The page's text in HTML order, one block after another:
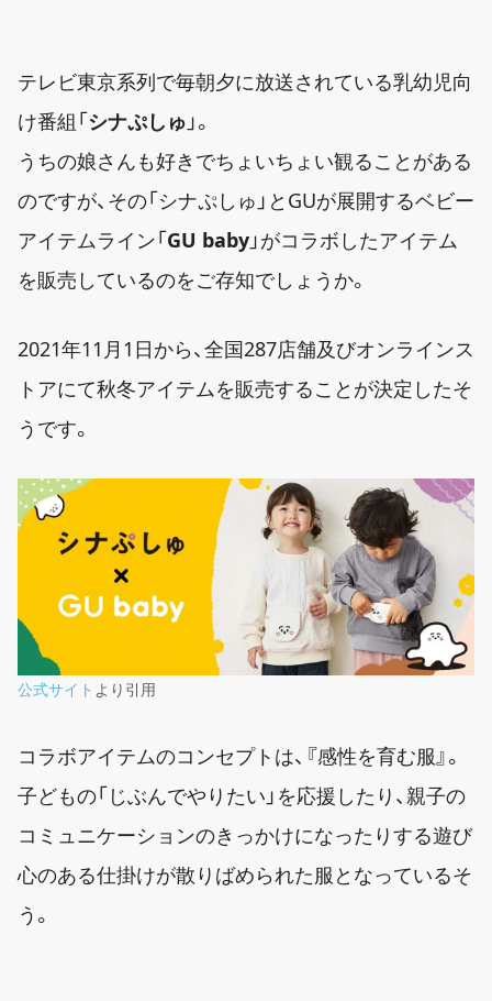
テレビ東京系列で毎朝夕に放送されている乳幼児向
け番組「シナぷしゅ 」。
うちの娘さんも好きでちょいちょい観ることがある
のですが、その「シナぷしゅ」とGUが展開するベビー
アイテムライン「GU baby」がコラボしたアイテム
を販売しているのをご存知でしょうか。
2021年11月1日から、全国287店舗及びオンラインス
トアにて秋冬アイテムを販売することが決定したそ
うです。
公式サイト より引用
コラボアイテムのコンセプトは、『感性を育む服』。
子どもの「じぶんでやりたい」を応援したり、親子の
コミュニケーションのきっかけになったりする遊び
心のある仕掛けが散りばめられた服となっているそ
う。